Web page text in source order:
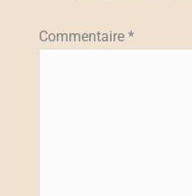
Commentaire *